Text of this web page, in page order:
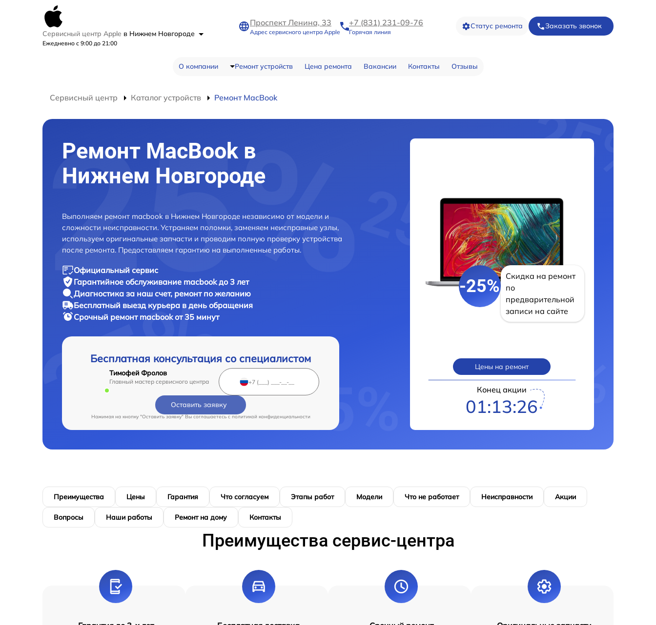
Сервисный центр Apple в Нижнем Новгороде
Ежедневно с 9:00 до 21:00
Проспект Ленина, 33
Адрес сервисного центра Apple
+7 (831) 231-09-76
Горячая линия
Статус ремонта Заказать звонок
О компании Ремонт устройств Цена ремонта Вакансии Контакты Отзывы
Сервисный центр Каталог устройств Ремонт MacBook
Ремонт MacBook в
Нижнем Новгороде
Выполняем ремонт macbook в Нижнем Новгороде независимо от модели и
сложности неисправности. Устраняем поломки, заменяем неисправные узлы,
используем оригинальные запчасти и проводим полную проверку устройства
после ремонта. Предоставляем гарантию на выполненные работы.
Официальный сервис
Гарантийное обслуживание macbook до 3 лет
Диагностика за наш счет, ремонт по желанию
Бесплатный выезд курьера в день обращения
Срочный ремонт macbook от 35 минут
Бесплатная консультация со специалистом
Тимофей Фролов
Главный мастер сервисного центра
Оставить заявку
Нажимая на кнопку "Оставить заявку" Вы соглашаетесь cполитикой конфиденциальности
-25%
Скидка на ремонт
по
предварительной
записи на сайте
Цены на ремонт
Конец акции
01:13:25
Преимущества Цены Гарантия Что согласуем Этапы работ Модели Что не работает Неисправности Акции
Вопросы Наши работы Ремонт на дому Контакты
Преимущества сервис-центра